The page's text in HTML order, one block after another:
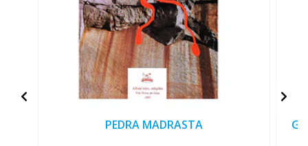
PEDRA MADRASTA